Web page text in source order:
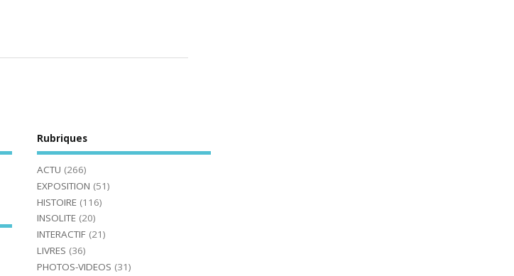
Rubriques
ACTU (266)
EXPOSITION (51)
HISTOIRE(116)
INSOLITE(20)
INTERACTIF(21)
LIVRES (36)
PHOTOS-VIDEOS (31)